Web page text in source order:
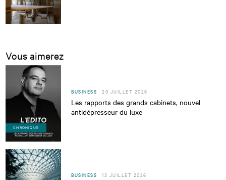
Vous aimerez
CHRONIQUE
BUSINESS 20 JUILLET 2026
Les rapports des grands cabinets, nouvel
antidépresseur du luxe
BUSINESS 13 JUILLET 2026